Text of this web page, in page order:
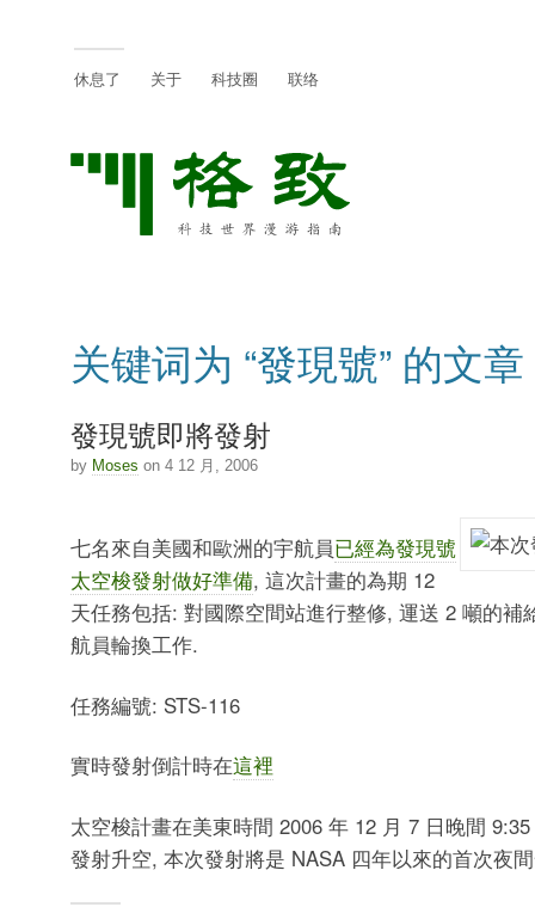
休息了 关于 科技圈 联络
关键词为 “發現號” 的文章
發現號即將發射
by Moses on 4 12 月, 2006
七名來自美國和歐洲的宇航員已經為發現號
太空梭發射做好準備, 這次計畫的為期 12
天任務包括: 對國際空間站進行整修, 運送 2 噸的補
航員輪換工作.
任務編號: STS-116
實時發射倒計時在這裡
太空梭計畫在美東時間 2006 年 12 月 7 日晚間
發射升空, 本次發射將是 NASA 四年以來的首次夜